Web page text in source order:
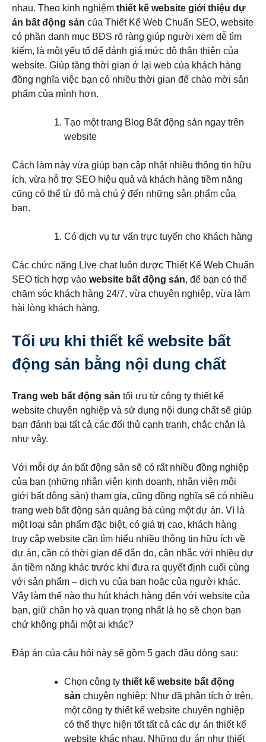
nhau. Theo kinh nghiệm thiết kế website giới thiệu dự
án bất động sản của Thiết Kế Web Chuẩn SEO, website
có phần danh mục BĐS rõ ràng giúp người xem dễ tìm
kiếm, là một yếu tố để đánh giá mức độ thân thiện của
website. Giúp tăng thời gian ở lại web của khách hàng
đồng nghĩa việc bạn có nhiều thời gian để chào mời sản
phẩm của mình hơn.
Tạo một trang Blog Bất động sản ngay trên
website
Cách làm này vừa giúp bạn cập nhật nhiều thông tin hữu
ích, vừa hỗ trợ SEO hiệu quả và khách hàng tiềm năng
cũng có thể từ đó mà chú ý đến những sản phẩm của
bạn.
Có dịch vụ tư vấn trực tuyến cho khách hàng
Các chức năng Live chat luôn được Thiết Kế Web Chuẩn
SEO tích hợp vào website bất động sản, để bạn có thể
chăm sóc khách hàng 24/7, vừa chuyên nghiệp, vừa làm
hài lòng khách hàng.
Tối ưu khi thiết kế website bất
động sản bằng nội dung chất
Trang web bất động sản tối ưu từ công ty thiết kế
website chuyên nghiệp và sử dụng nội dung chất sẽ giúp
bạn đánh bại tất cả các đối thủ cạnh tranh, chắc chắn là
như vậy.
Với mỗi dự án bất động sản sẽ có rất nhiều đồng nghiệp
của bạn (những nhân viên kinh doanh, nhân viên môi
giới bất động sản) tham gia, cũng đồng nghĩa sẽ có nhiều
trang web bất động sản quảng bá cùng một dự án. Vì là
một loại sản phẩm đặc biệt, có giá trị cao, khách hàng
truy cập website cần tìm hiểu nhiều thông tin hữu ích về
dự án, cần có thời gian để đắn đo, cân nhắc với nhiều dự
án tiềm năng khác trước khi đưa ra quyết định cuối cùng
với sản phẩm – dịch vụ của bạn hoặc của người khác.
Vậy làm thế nào thu hút khách hàng đến với website của
bạn, giữ chân họ và quan trọng nhất là họ sẽ chọn bạn
chứ không phải một ai khác?
Đáp án của câu hỏi này sẽ gồm 5 gạch đầu dòng sau:
Chọn công ty thiết kế website bất động
sản chuyên nghiệp: Như đã phân tích ở trên,
một công ty thiết kế website chuyên nghiệp
có thể thực hiện tốt tất cả các dự án thiết kế
website khác nhau. Những dự án như thiết